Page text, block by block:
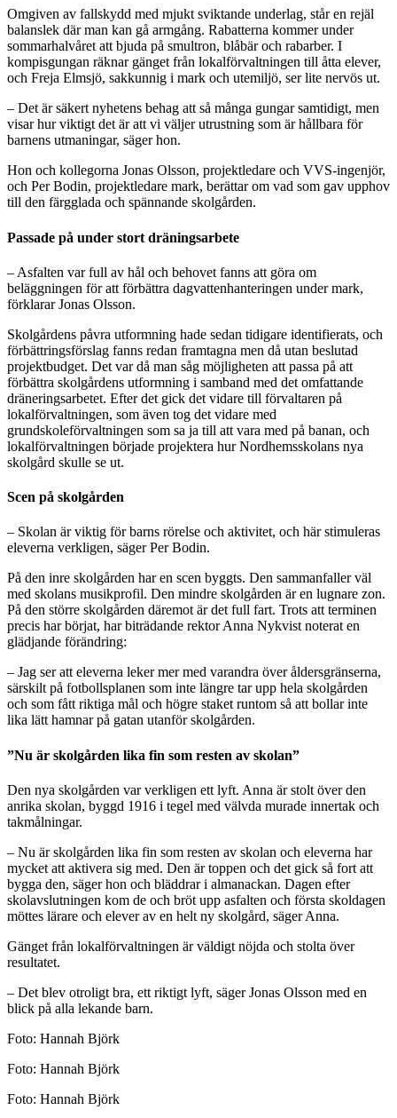
Omgiven av fallskydd med mjukt sviktande underlag, står en rejäl
balanslek där man kan gå armgång. Rabatterna kommer under
sommarhalvåret att bjuda på smultron, blåbär och rabarber. I
kompisgungan räknar gänget från lokalförvaltningen till åtta elever,
och Freja Elmsjö, sakkunnig i mark och utemiljö, ser lite nervös ut.
– Det är säkert nyhetens behag att så många gungar samtidigt, men
visar hur viktigt det är att vi väljer utrustning som är hållbara för
barnens utmaningar, säger hon.
Hon och kollegorna Jonas Olsson, projektledare och VVS-ingenjör,
och Per Bodin, projektledare mark, berättar om vad som gav upphov
till den färgglada och spännande skolgården.
Passade på under stort dräningsarbete
– Asfalten var full av hål och behovet fanns att göra om
beläggningen för att förbättra dagvattenhanteringen under mark,
förklarar Jonas Olsson.
Skolgårdens påvra utformning hade sedan tidigare identifierats, och
förbättringsförslag fanns redan framtagna men då utan beslutad
projektbudget. Det var då man såg möjligheten att passa på att
förbättra skolgårdens utformning i samband med det omfattande
dräneringsarbetet. Efter det gick det vidare till förvaltaren på
lokalförvaltningen, som även tog det vidare med
grundskoleförvaltningen som sa ja till att vara med på banan, och
lokalförvaltningen började projektera hur Nordhemsskolans nya
skolgård skulle se ut.
Scen på skolgården
– Skolan är viktig för barns rörelse och aktivitet, och här stimuleras
eleverna verkligen, säger Per Bodin.
På den inre skolgården har en scen byggts. Den sammanfaller väl
med skolans musikprofil. Den mindre skolgården är en lugnare zon.
På den större skolgården däremot är det full fart. Trots att terminen
precis har börjat, har biträdande rektor Anna Nykvist noterat en
glädjande förändring:
– Jag ser att eleverna leker mer med varandra över åldersgränserna,
särskilt på fotbollsplanen som inte längre tar upp hela skolgården
och som fått riktiga mål och högre staket runtom så att bollar inte
lika lätt hamnar på gatan utanför skolgården.
”Nu är skolgården lika fin som resten av skolan”
Den nya skolgården var verkligen ett lyft. Anna är stolt över den
anrika skolan, byggd 1916 i tegel med välvda murade innertak och
takmålningar.
– Nu är skolgården lika fin som resten av skolan och eleverna har
mycket att aktivera sig med. Den är toppen och det gick så fort att
bygga den, säger hon och bläddrar i almanackan. Dagen efter
skolavslutningen kom de och bröt upp asfalten och första skoldagen
möttes lärare och elever av en helt ny skolgård, säger Anna.
Gänget från lokalförvaltningen är väldigt nöjda och stolta över
resultatet.
– Det blev otroligt bra, ett riktigt lyft, säger Jonas Olsson med en
blick på alla lekande barn.
Foto: Hannah Björk
Foto: Hannah Björk
Foto: Hannah Björk